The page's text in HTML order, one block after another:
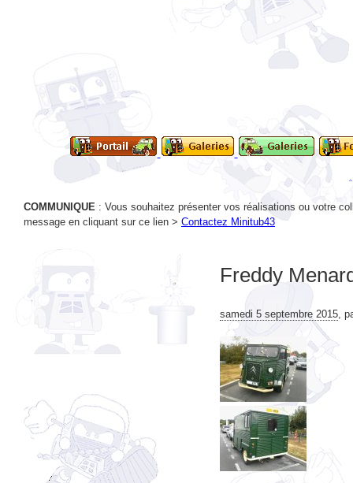
COMMUNIQUE
: Vous souhaitez présenter vos réalisations ou votre